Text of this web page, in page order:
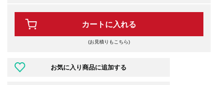
カートに入れる
(お見積りもこちら)